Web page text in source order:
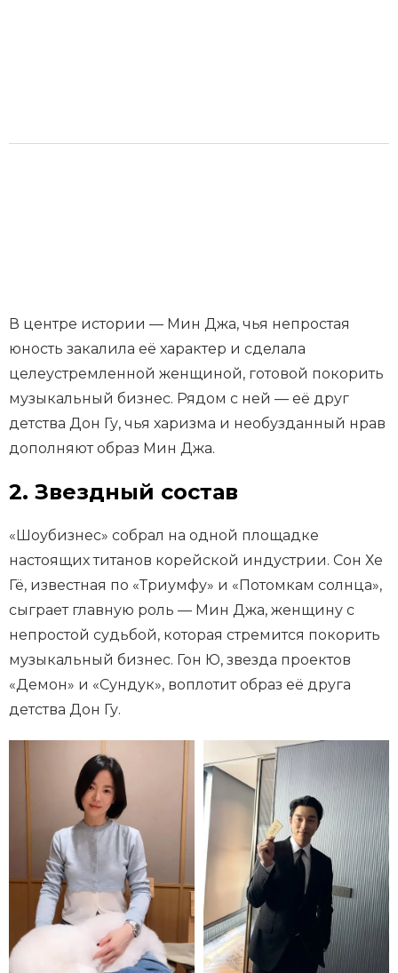
В центре истории — Мин Джа, чья непростая
юность закалила её характер и сделала
целеустремленной женщиной, готовой покорить
музыкальный бизнес. Рядом с ней — её друг
детства Дон Гу, чья харизма и необузданный нрав
дополняют образ Мин Джа.
2. Звездный состав
«Шоубизнес» собрал на одной площадке
настоящих титанов корейской индустрии. Сон Хе
Гё, известная по «Триумфу» и «Потомкам солнца»,
сыграет главную роль — Мин Джа, женщину с
непростой судьбой, которая стремится покорить
музыкальный бизнес. Гон Ю, звезда проектов
«Демон» и «Сундук», воплотит образ её друга
детства Дон Гу.